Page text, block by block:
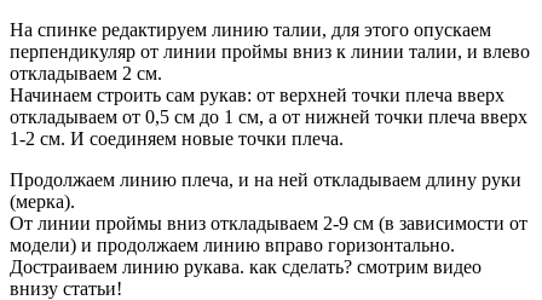
На спинке редактируем линию талии, для этого опускаем
перпендикуляр от линии проймы вниз к линии талии, и влево
откладываем 2 см.
Начинаем строить сам рукав: от верхней точки плеча вверх
откладываем от 0,5 см до 1 см, а от нижней точки плеча вверх
1-2 см. И соединяем новые точки плеча.
Продолжаем линию плеча, и на ней откладываем длину руки
(мерка).
От линии проймы вниз откладываем 2-9 см (в зависимости от
модели) и продолжаем линию вправо горизонтально.
Достраиваем линию рукава. как сделать? смотрим видео
внизу статьи!